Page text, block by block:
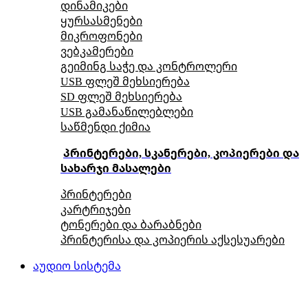
დინამიკები
ყურსასმენები
მიკროფონები
ვებკამერები
გეიმინგ საჭე და კონტროლერი
USB ფლეშ მეხსიერება
SD ფლეშ მეხსიერება
USB გამანაწილებლები
საწმენდი ქიმია
პრინტერები, სკანერები, კოპიერები და
სახარჯი მასალები
პრინტერები
კარტრიჯები
ტონერები და ბარაბნები
პრინტერისა და კოპიერის აქსესუარები
აუდიო სისტემა